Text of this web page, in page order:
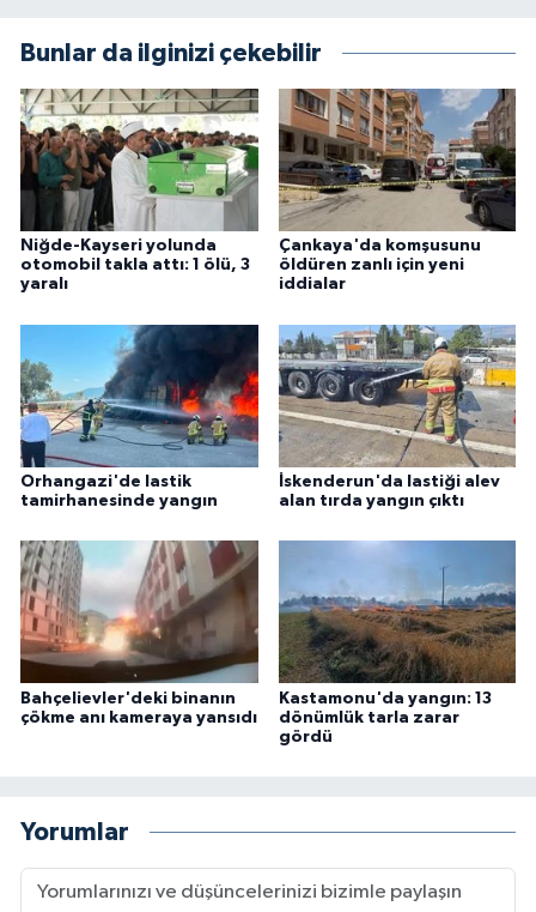
Bunlar da ilginizi çekebilir
Niğde-Kayseri yolunda
otomobil takla attı: 1 ölü, 3
yaralı
Çankaya'da komşusunu
öldüren zanlı için yeni
iddialar
Orhangazi'de lastik
tamirhanesinde yangın
İskenderun'da lastiği alev
alan tırda yangın çıktı
Bahçelievler'deki binanın
çökme anı kameraya yansıdı
Kastamonu'da yangın: 13
dönümlük tarla zarar
gördü
Yorumlar